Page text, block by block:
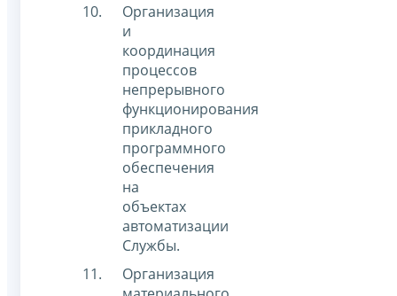
Организация
и
координация
процессов
непрерывного
функционирования
прикладного
программного
обеспечения
на
объектах
автоматизации
Службы.
Организация